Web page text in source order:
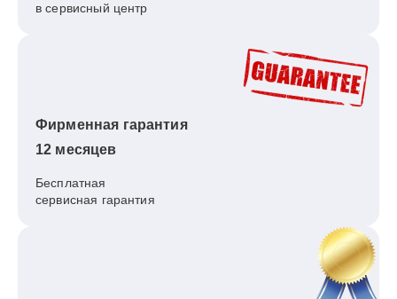
в сервисный центр
Фирменная гарантия
12 месяцев
Бесплатная
сервисная гарантия